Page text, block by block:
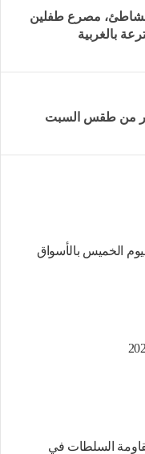
الشاطئ، مصرع طفلين
بالغربية
من طقس السبت
الخميس بالأسواق
السلطات في